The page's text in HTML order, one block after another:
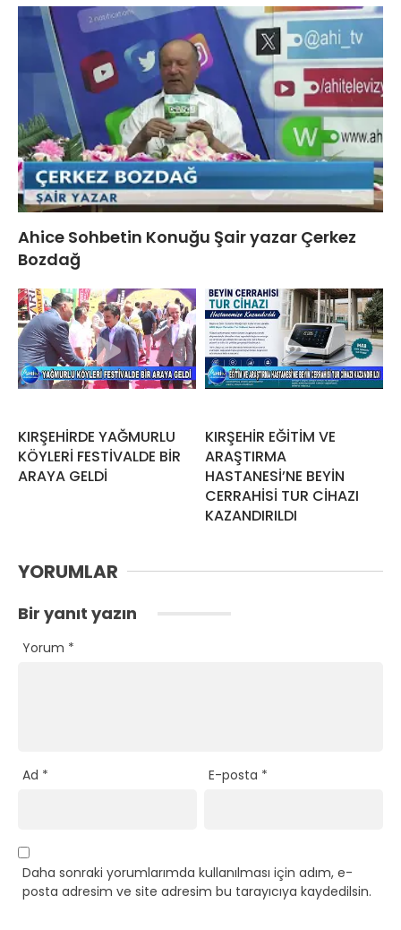
Ahice Sohbetin Konuğu Şair yazar Çerkez
Bozdağ
KIRŞEHİRDE YAĞMURLU
KÖYLERİ FESTİVALDE BİR
ARAYA GELDİ
KIRŞEHİR EĞİTİM VE
ARAŞTIRMA
HASTANESİ’NE BEYİN
CERRAHİSİ TUR CİHAZI
KAZANDIRILDI
YORUMLAR
Bir yanıt yazın
Yorum *
Ad * E-posta *
Daha sonraki yorumlarımda kullanılması için adım, e-
posta adresim ve site adresim bu tarayıcıya kaydedilsin.